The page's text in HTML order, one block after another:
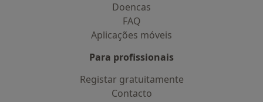
Doencas
FAQ
Aplicações móveis
Para profissionais
Registar gratuitamente
Contacto